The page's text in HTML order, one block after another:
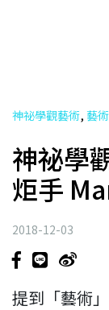
神祕學觀藝術, 藝
神祕學
炬手
2018-12-03
提到「藝術